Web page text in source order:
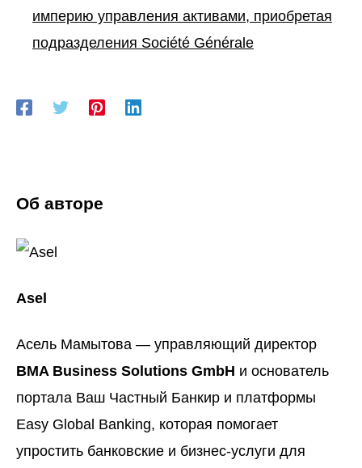
империю управления активами, приобретая
подразделения Société Générale
Об авторе
Asel
Асель Мамытова — управляющий директор
BMA Business Solutions GmbH и основатель
портала Ваш Частный Банкир и платформы
Easy Global Banking, которая помогает
упростить банковские и бизнес-услуги для